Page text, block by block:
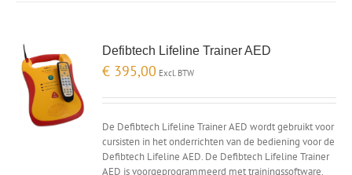
Defibtech Lifeline Trainer AED
€ 395,00 Excl. BTW
De Defibtech Lifeline Trainer AED wordt gebruikt voor
cursisten in het onderrichten van de bediening voor de
Defibtech Lifeline AED. De Defibtech Lifeline Trainer
AED is voorgeprogrammeerd met trainingssoftware.